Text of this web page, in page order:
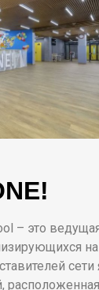
– это
сети